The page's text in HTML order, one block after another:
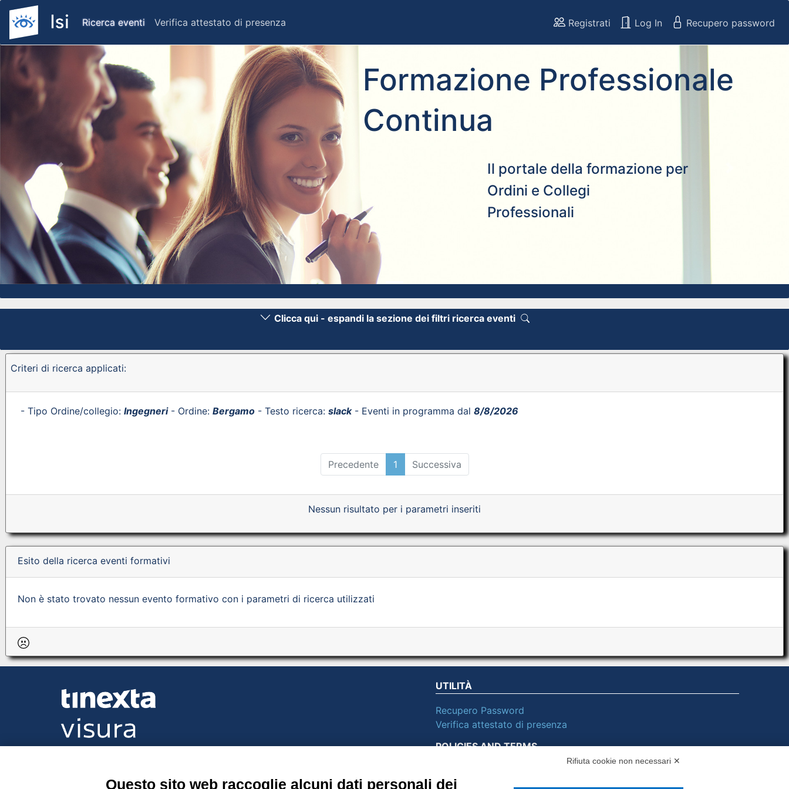
Ricerca eventi Verifica attestato di presenza Registrati Log In Recupero password
Formazione Professionale
Continua
Il portale della formazione per
Ordini e Collegi
Professionali
Previous
Clicca qui - espandi la sezione dei filtri ricerca eventi
Criteri di ricerca applicati:
- Tipo Ordine/collegio: Ingegneri- Ordine: Bergamo - Testo ricerca: slack- Eventi in programma dal 8/8/2026
Precedente 1 Successiva
Nessun risultato per i parametri inseriti
Esito della ricerca eventi formativi
Non è stato trovato nessun evento formativo con i parametri di ricerca utilizzati
UTILITÀ
Recupero Password
Verifica attestato di presenza
POLICIES AND TERMS
Rifiuta cookie non necessari ✕
Questo sito web raccoglie alcuni dati personali dei